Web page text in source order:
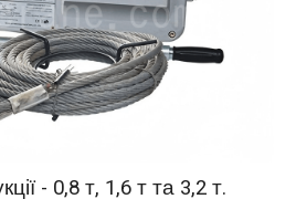
- 0,8 т, 1,6 т та 3,2 т.